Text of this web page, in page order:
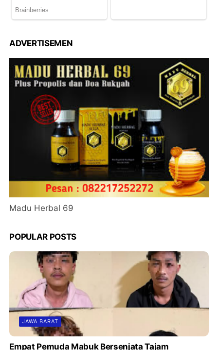
ADVERTISEMEN
Madu Herbal 69
POPULAR POSTS
JAWA BARAT
Empat Pemuda Mabuk Bersenjata Tajam